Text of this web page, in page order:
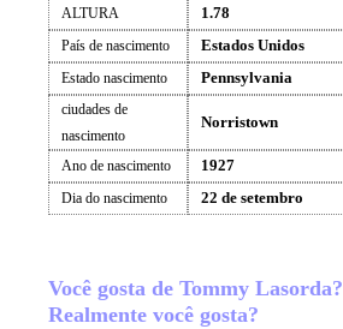
ALTURA
1.78
País de nascimento Estados Unidos
Estado nascimento Pennsylvania
ciudades de
nascimento
Norristown
Ano de nascimento 1927
Dia do nascimento 22 de setembro
Você gosta de Tommy Lasorda?
Realmente você gosta?